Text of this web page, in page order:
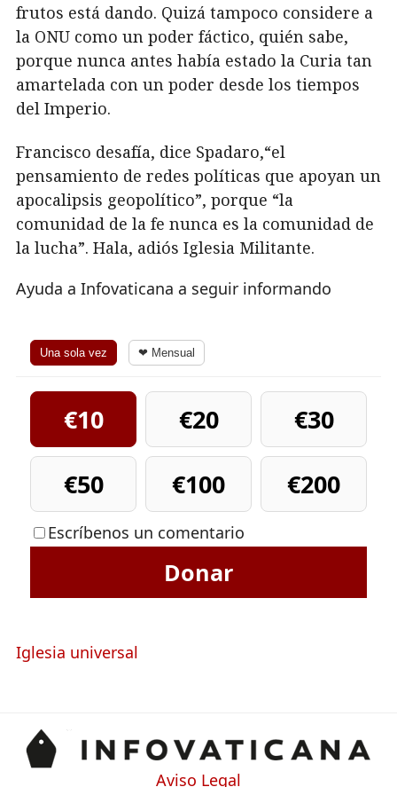
frutos está dando. Quizá tampoco considere a
la ONU como un poder fáctico, quién sabe,
porque nunca antes había estado la Curia tan
amartelada con un poder desde los tiempos
del Imperio.
Francisco desafía, dice Spadaro,“el
pensamiento de redes políticas que apoyan un
apocalipsis geopolítico”, porque “la
comunidad de la fe nunca es la comunidad de
la lucha”. Hala, adiós Iglesia Militante.
Ayuda a Infovaticana a seguir informando
Una sola vez ❤ Mensual
€10 €20
€30
€50
€100 €200
Escríbenos un comentario
Donar
Iglesia universal
Aviso Legal